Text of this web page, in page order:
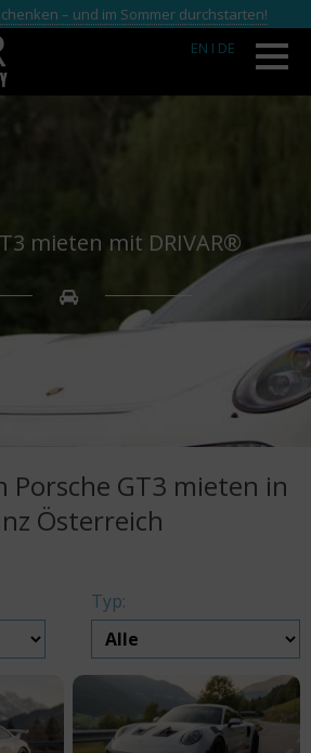
– und im Sommer durchstarten!
EN I DE
mieten mit DRIVAR®
Porsche GT3 mieten in
Österreich
Typ: